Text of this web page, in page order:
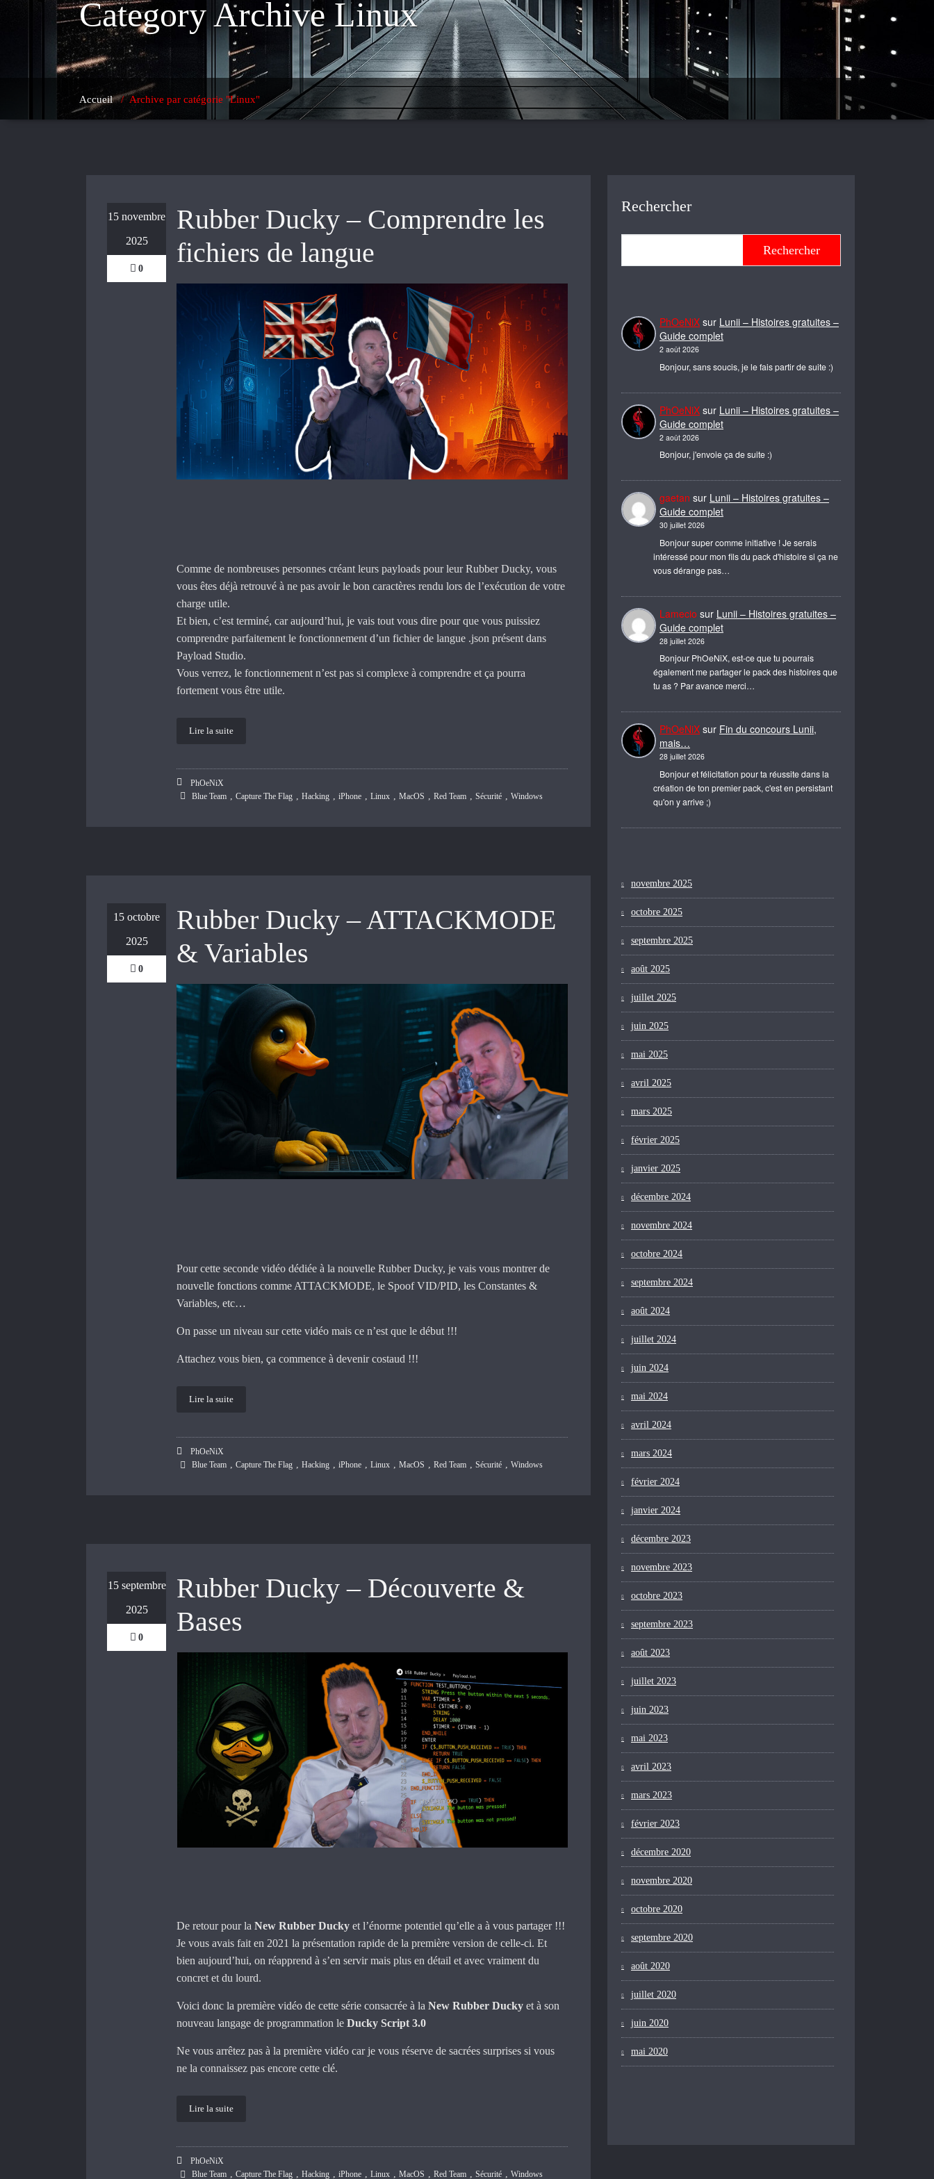
Category Archive Linux
Accueil/Archive par catégorie "Linux"
15 novembre
2025
0
Rubber Ducky – Comprendre les
fichiers de langue
Comme de nombreuses personnes créant leurs payloads pour leur Rubber Ducky, vous
vous êtes déjà retrouvé à ne pas avoir le bon caractères rendu lors de l’exécution de votre
charge utile.
Et bien, c’est terminé, car aujourd’hui, je vais tout vous dire pour que vous puissiez
comprendre parfaitement le fonctionnement d’un fichier de langue .json présent dans
Payload Studio.
Vous verrez, le fonctionnement n’est pas si complexe à comprendre et ça pourra
fortement vous être utile.
Lire la suite
PhOeNiX
Blue Team
,Capture The Flag ,Hacking ,iPhone ,Linux ,MacOS ,Red Team ,Sécurité ,Windows
15 octobre
2025
0
Rubber Ducky – ATTACKMODE
& Variables
Pour cette seconde vidéo dédiée à la nouvelle Rubber Ducky, je vais vous montrer de
nouvelle fonctions comme ATTACKMODE, le Spoof VID/PID, les Constantes &
Variables, etc…
On passe un niveau sur cette vidéo mais ce n’est que le début !!!
Attachez vous bien, ça commence à devenir costaud !!!
Lire la suite
PhOeNiX
Blue Team
,Capture The Flag ,Hacking ,iPhone ,Linux ,MacOS ,Red Team ,Sécurité ,Windows
15 septembre
2025
0
Rubber Ducky – Découverte &
Bases
De retour pour laNew Rubber Ducky et l’énorme potentiel qu’elle a à vous partager !!!
Je vous avais fait en 2021 la présentation rapide de la première version de celle-ci. Et
bien aujourd’hui, on réapprend à s’en servir mais plus en détail et avec vraiment du
concret et du lourd.
Voici donc la première vidéo de cette série consacrée à laNew Rubber Ducky et à son
nouveau langage de programmation leDucky Script 3.0
Ne vous arrêtez pas à la première vidéo car je vous réserve de sacrées surprises si vous
ne la connaissez pas encore cette clé.
Lire la suite
PhOeNiX
Blue Team
,Capture The Flag ,Hacking ,iPhone ,Linux ,MacOS ,Red Team ,Sécurité ,Windows
Rechercher
Rechercher
PhOeNiX sur Lunii – Histoires gratuites –
Guide complet
2 août 2026
Bonjour, sans soucis, je le fais partir de suite :)
PhOeNiX sur Lunii – Histoires gratuites –
Guide complet
2 août 2026
Bonjour, j'envoie ça de suite :)
gaetan sur Lunii – Histoires gratuites –
Guide complet
30 juillet 2026
Bonjour super comme initiative ! Je serais
intéressé pour mon fils du pack d'histoire si ça ne
vous dérange pas…
Lamecio sur Lunii – Histoires gratuites –
Guide complet
28 juillet 2026
Bonjour PhOeNiX, est-ce que tu pourrais
également me partager le pack des histoires que
tu as ? Par avance merci…
PhOeNiX sur Fin du concours Lunii,
mais…
28 juillet 2026
Bonjour et félicitation pour ta réussite dans la
création de ton premier pack, c'est en persistant
qu'on y arrive ;)
novembre 2025
octobre 2025
septembre 2025
août 2025
juillet 2025
juin 2025
mai 2025
avril 2025
mars 2025
février 2025
janvier 2025
décembre 2024
novembre 2024
octobre 2024
septembre 2024
août 2024
juillet 2024
juin 2024
mai 2024
avril 2024
mars 2024
février 2024
janvier 2024
décembre 2023
novembre 2023
octobre 2023
septembre 2023
août 2023
juillet 2023
juin 2023
mai 2023
avril 2023
mars 2023
février 2023
décembre 2020
novembre 2020
octobre 2020
septembre 2020
août 2020
juillet 2020
juin 2020
mai 2020